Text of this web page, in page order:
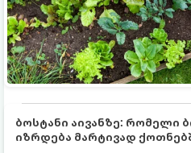
ბოსტანი აივანზე: რომელი
იზრდება მარტივად